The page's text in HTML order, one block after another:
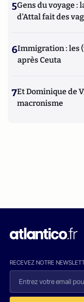
5Gens du voyage :
d'Attal fait des
6Immigration : les
après Ceuta
7Et Dominique de
macronisme
RECEVEZ NOTRE